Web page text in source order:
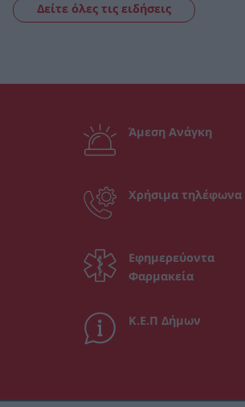
Δείτε όλες τις ειδήσεις
Άμεση Ανάγκη
Χρήσιμα τηλέφωνα
Εφημερεύοντα
Φαρμακεία
Κ.Ε.Π Δήμων